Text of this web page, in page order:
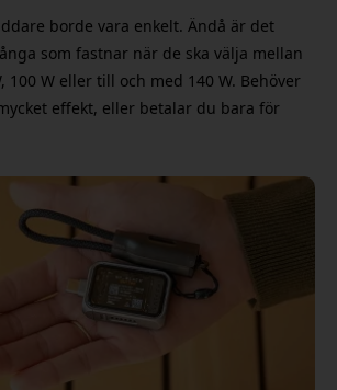
borde vara enkelt. Ändå är det
som fastnar när de ska välja mellan
100 W eller till och med 140 W. Behöver
effekt, eller betalar du bara för
använda? Det korta svaret är att
enheter och hur du använder dem.